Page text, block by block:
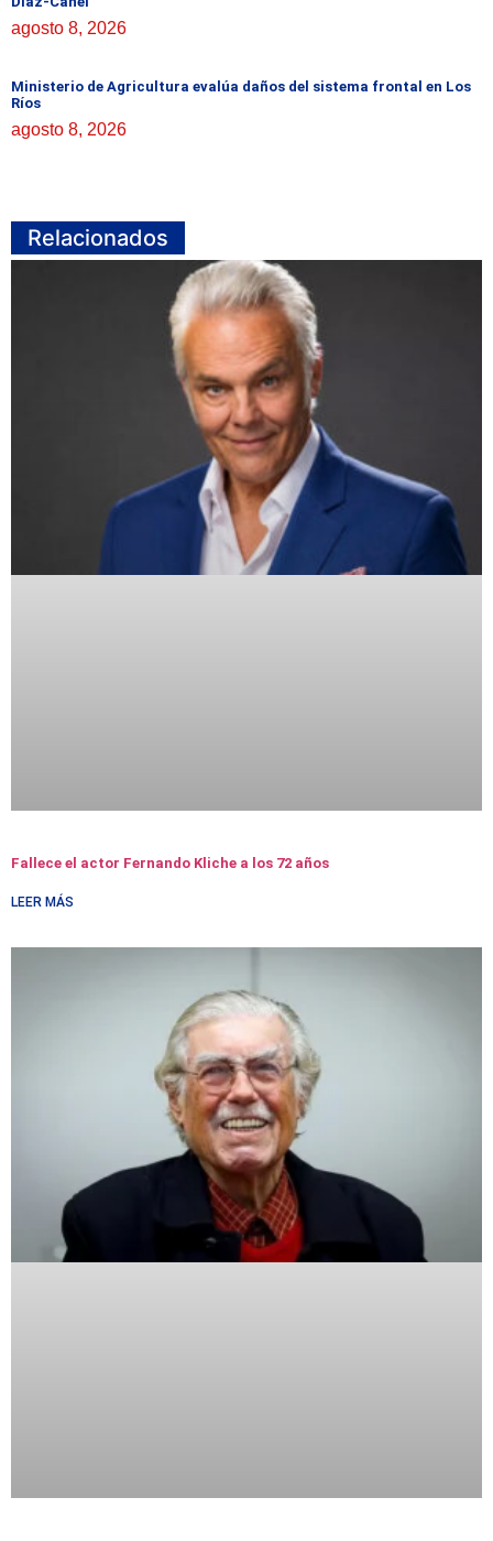
agosto 8, 2026
Ministerio de Agricultura evalúa daños del sistema frontal en Los
Ríos
agosto 8, 2026
Relacionados
Fallece el actor Fernando Kliche a los 72 años
LEER MÁS